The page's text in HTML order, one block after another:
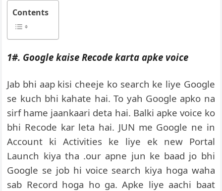
Contents
1#. Google kaise Recode karta apke voice
Jab bhi aap kisi cheeje ko search ke liye Google
se kuch bhi kahate hai. To yah Google apko na
sirf hame jaankaari deta hai. Balki apke voice ko
bhi Recode kar leta hai. JUN me Google ne in
Account ki Activities ke liye ek new Portal
Launch kiya tha .our apne jun ke baad jo bhi
Google se job hi voice search kiya hoga waha
sab Record hoga ho ga. Apke liye aachi baat